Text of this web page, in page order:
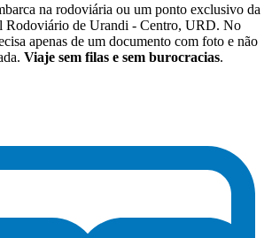
na rodoviária ou um ponto exclusivo da
Rodoviário de Urandi - Centro, URD. No
apenas de um documento com foto e não
Viaje sem filas e sem burocracias.